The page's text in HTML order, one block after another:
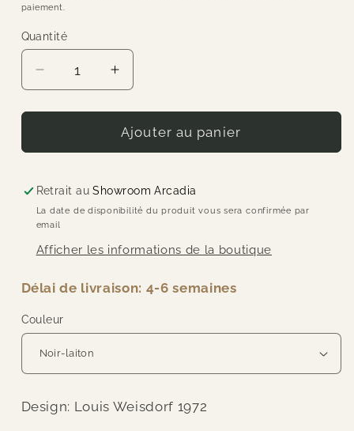
paiement.
Quantité
Quantité
Réduire
la
quantité
Gubi
Suspension
-
Multi-
Lite
Augmenter
la
quantité
de
Gubi
Suspension
-
Lite
Ajouter au panier
Retrait auShowroom Arcadia
La date de disponibilité du produit vous sera confirmée par
email
Afficher les informations de la boutique
Délai de livraison: 4-6 semaines
Couleur
Design: Louis Weisdorf 1972